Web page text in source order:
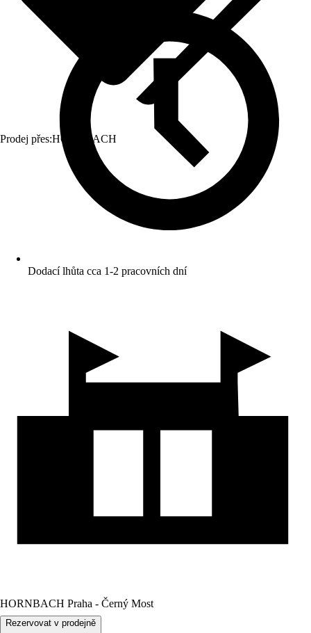
Prodej přes:HORNBACH
Dodací lhůta cca 1-2 pracovních dní
HORNBACH Praha - Černý Most
Rezervovat v prodejně